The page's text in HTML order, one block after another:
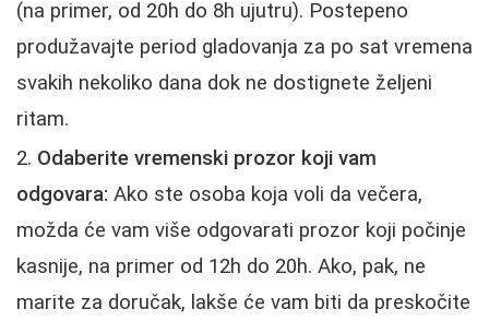
(na primer, od 20h do 8h ujutru). Postepeno
produžavajte period gladovanja za po sat vremena
svakih nekoliko dana dok ne dostignete željeni
ritam.
Odaberite vremenski prozor koji vam
odgovara: Ako ste osoba koja voli da večera,
možda će vam više odgovarati prozor koji počinje
kasnije, na primer od 12h do 20h. Ako, pak, ne
marite za doručak, lakše će vam biti da preskočite